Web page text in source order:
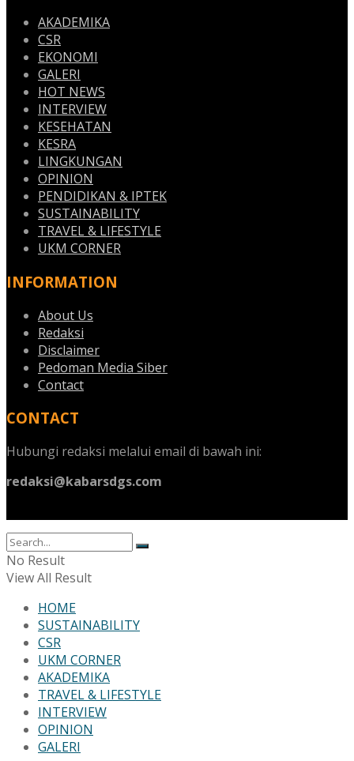
AKADEMIKA
CSR
EKONOMI
GALERI
HOT NEWS
INTERVIEW
KESEHATAN
KESRA
LINGKUNGAN
OPINION
PENDIDIKAN & IPTEK
SUSTAINABILITY
TRAVEL & LIFESTYLE
UKM CORNER
INFORMATION
About Us
Redaksi
Disclaimer
Pedoman Media Siber
Contact
CONTACT
Hubungi redaksi melalui email di bawah ini:
redaksi@kabarsdgs.com
No Result
View All Result
HOME
SUSTAINABILITY
CSR
UKM CORNER
AKADEMIKA
TRAVEL & LIFESTYLE
INTERVIEW
OPINION
GALERI